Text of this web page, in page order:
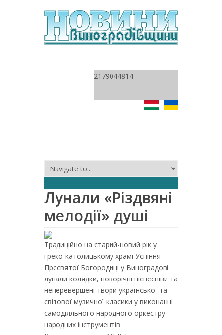
2179044814
Лунали «Різдвяні
мелодії» душі
Традиційно на старий-новий рік у
греко-католицькому храмі Успіння
Пресвятої Богородиці у Виноградові
лунали колядки, новорічні піснеспіви та
неперевершені твори української та
світової музичної класики у виконанні
самодіяльного народного оркестру
народних інструментів